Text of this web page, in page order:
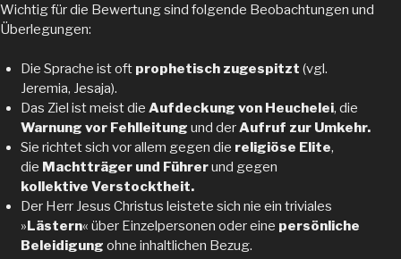
Wichtig für die Bewertung sind folgende Beobachtungen und
Überlegungen:
Die Sprache ist oft prophetisch zugespitzt (vgl.
Jeremia, Jesaja).
Das Ziel ist meist die Aufdeckung von Heuchelei, die
Warnung vor Fehlleitung und derAufruf zur Umkehr.
Sie richtet sich vor allem gegen die religiöse Elite,
die Machtträger und Führerund gegen
kollektive Verstocktheit.
Der Herr Jesus Christus leistete sich nie ein triviales
» Lästern« über Einzelpersonen oder eine persönliche
Beleidigung ohne inhaltlichen Bezug.